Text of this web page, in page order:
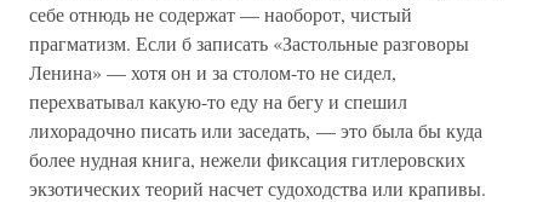
себе отнюдь не содержат — наоборот, чистый
прагматизм. Если б записать «Застольные разговоры
Ленина» — хотя он и за столом-то не сидел,
перехватывал какую-то еду на бегу и спешил
лихорадочно писать или заседать, — это была бы куда
более нудная книга, нежели фиксация гитлеровских
экзотических теорий насчет судоходства или крапивы.